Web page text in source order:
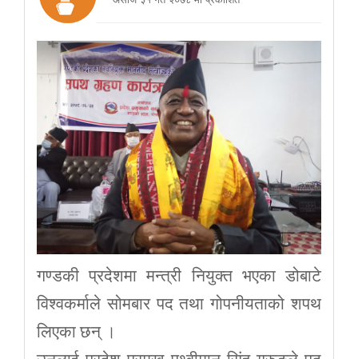
गण्डकी प्रदेशमा मन्त्री नियुक्त भएका डोबाटे
विश्वकर्माले सोमबार पद तथा गोपनीयताको शपथ
लिएका छन् ।